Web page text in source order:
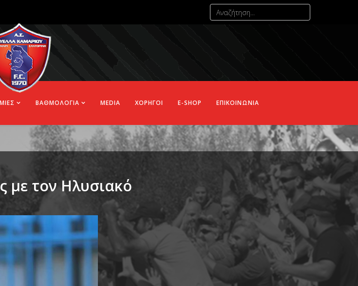
ΒΑΘΜΟΛΟΓΙΑ MEDIA ΧΟΡΗΓΟΙ E-SHOP ΕΠΙΚΟΙΝΩΝΙΑ
με τον Ηλυσιακό